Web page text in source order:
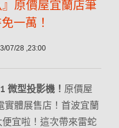
』原價屋宜蘭店筆
一萬！
07/28 ,23:00
微型投影機！ 原價屋
實體展售店！首波宜蘭
宜啦！這次帶來雷蛇